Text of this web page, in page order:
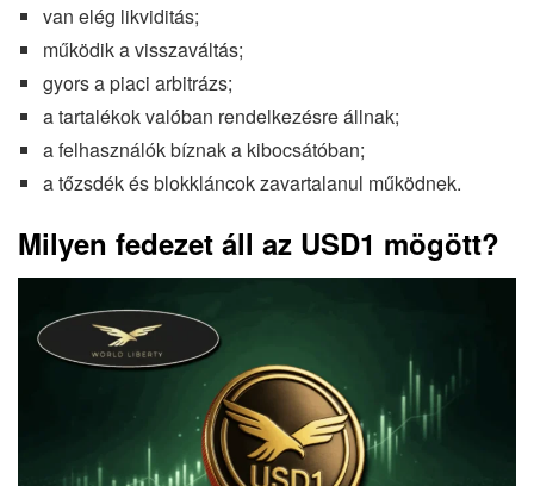
van elég likviditás;
működik a visszaváltás;
gyors a piaci arbitrázs;
a tartalékok valóban rendelkezésre állnak;
a felhasználók bíznak a kibocsátóban;
a tőzsdék és blokkláncok zavartalanul működnek.
Milyen fedezet áll az USD1 mögött?